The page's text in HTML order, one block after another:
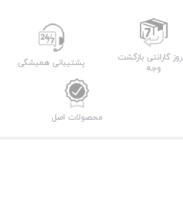
7 روز گارانتی بازگشت
وجه
پشتیبانی همیشگی
محصولات اصل